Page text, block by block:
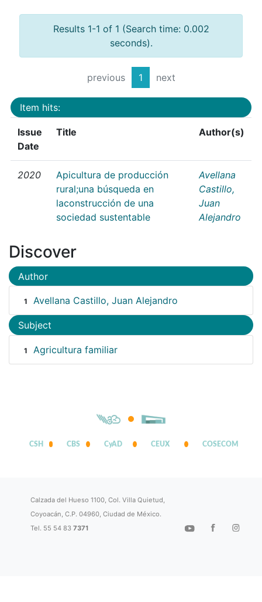
Results 1-1 of 1 (Search time: 0.002
seconds).
previous 1 next
Item hits:
Issue
Date
Title Author(s)
2020
Apicultura de producción
rural;una búsqueda en
laconstrucción de una
sociedad sustentable
Avellana
Castillo,
Juan
Alejandro
Discover
Author
1 Avellana Castillo, Juan Alejandro
Subject
1 Agricultura familiar
CSH CBS CyAD CEUX COSECOM
Calzada del Hueso 1100, Col. Villa Quietud,
Coyoacán, C.P. 04960, Ciudad de México.
Tel. 55 54 837371